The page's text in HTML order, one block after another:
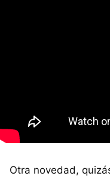
Otra novedad,